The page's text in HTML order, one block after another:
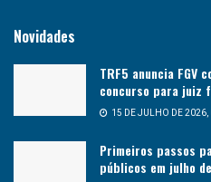
Novidades
TRF5 anuncia FGV
concurso para
15 DE JULHO DE
Primeiros passos
públicos em julho